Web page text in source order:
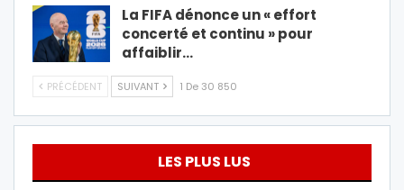
La FIFA dénonce un « effort
concerté et continu » pour
affaiblir…
PRÉCÉDENT SUIVANT 1 De 30 850
LES PLUS LUS